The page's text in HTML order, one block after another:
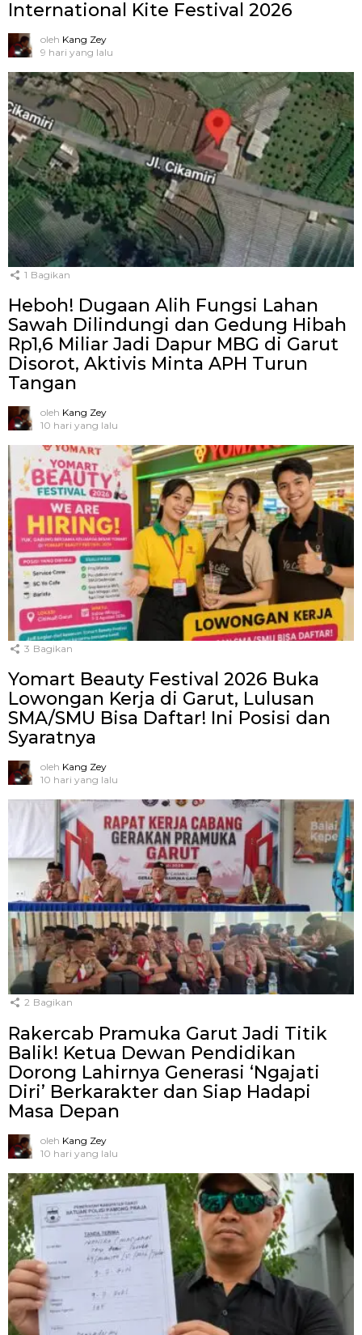
International Kite Festival 2026
oleh Kang Zey
9 hari yang lalu
1 Bagikan
Heboh! Dugaan Alih Fungsi Lahan
Sawah Dilindungi dan Gedung Hibah
Rp1,6 Miliar Jadi Dapur MBG di Garut
Disorot, Aktivis Minta APH Turun
Tangan
oleh Kang Zey
10 hari yang lalu
3 Bagikan
Yomart Beauty Festival 2026 Buka
Lowongan Kerja di Garut, Lulusan
SMA/SMU Bisa Daftar! Ini Posisi dan
Syaratnya
oleh Kang Zey
10 hari yang lalu
2 Bagikan
Rakercab Pramuka Garut Jadi Titik
Balik! Ketua Dewan Pendidikan
Dorong Lahirnya Generasi ‘Ngajati
Diri’ Berkarakter dan Siap Hadapi
Masa Depan
oleh Kang Zey
10 hari yang lalu